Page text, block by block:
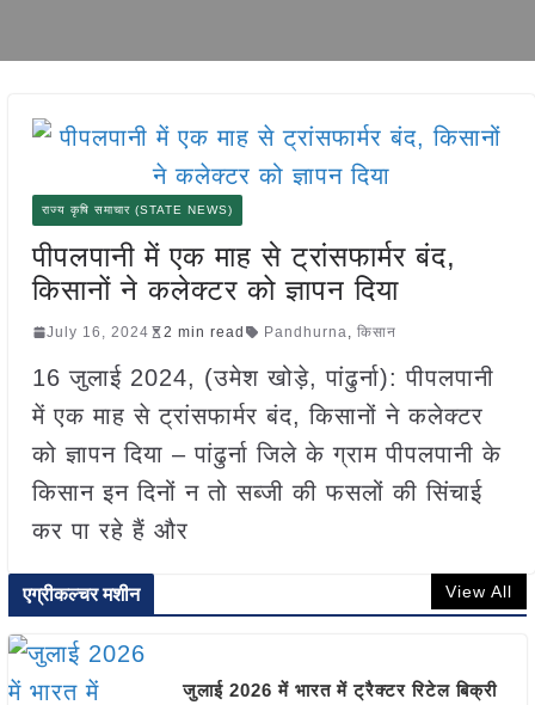
राज्य कृषि समाचार (STATE NEWS)
पीपलपानी में एक माह से ट्रांसफार्मर बंद,
किसानों ने कलेक्टर को ज्ञापन दिया
July 16, 2024 2 min read Pandhurna, किसान
16 जुलाई 2024, (उमेश खोड़े, पांढुर्ना): पीपलपानी
में एक माह से ट्रांसफार्मर बंद, किसानों ने कलेक्टर
को ज्ञापन दिया – पांढुर्ना जिले के ग्राम पीपलपानी के
किसान इन दिनों न तो सब्जी की फसलों की सिंचाई
कर पा रहे हैं और
एग्रीकल्चर मशीन View All
जुलाई 2026 में भारत में ट्रैक्टर रिटेल बिक्री